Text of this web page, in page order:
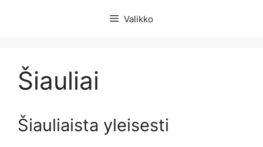
Valikko
Šiauliai
Šiauliaista yleisesti